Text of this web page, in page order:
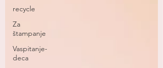
recycle
Za
štampanje
Vaspitanje-
deca